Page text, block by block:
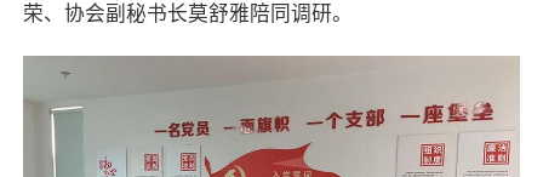
荣、协会副秘书长莫舒雅陪同调研。